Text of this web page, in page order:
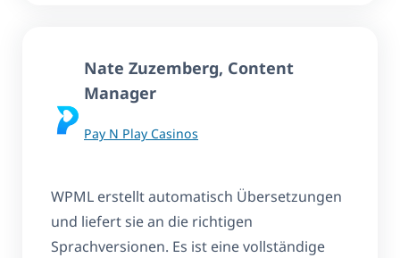
Nate Zuzemberg, Content
Manager
Pay N Play Casinos
WPML erstellt automatisch Übersetzungen
und liefert sie an die richtigen
Sprachversionen. Es ist eine vollständige